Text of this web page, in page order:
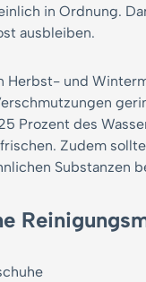
in Ordnung.
ausbleiben.
Herbst- und
Prozent des
Zudem
Substanzen